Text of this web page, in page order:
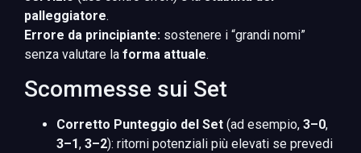
palleggiatore.
Errore da principiante: sostenere i “grandi nomi”
senza valutare la forma attuale.
Scommesse sui Set
Corretto Punteggio del Set (ad esempio, 3–0,
3–1, 3–2): ritorni potenziali più elevati se prevedi